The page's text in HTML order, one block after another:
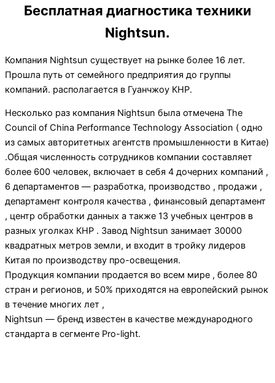
Бесплатная диагностика техники
Nightsun.
Компания Nightsun существует на рынке более 16 лет.
Прошла путь от семейного предприятия до группы
компаний. располагается в Гуанчжоу КНР.
Несколько раз компания Nightsun была отмечена The
Council of China Performance Technology Association ( одно
из самых авторитетных агентств промышленности в Китае)
.Общая численность сотрудников компании составляет
более 600 человек, включает в себя 4 дочерних компаний ,
6 департаментов — разработка, производство , продажи ,
департамент контроля качества , финансовый департамент
, центр обработки данных а также 13 учебных центров в
разных уголках КНР . Завод Nightsun занимает 30000
квадратных метров земли, и входит в тройку лидеров
Китая по производству про-освещения.
Продукция компании продается во всем мире , более 80
стран и регионов, и 50% приходятся на европейский рынок
в течение многих лет ,
Nightsun — бренд известен в качестве международного
стандарта в сегменте Pro-light.